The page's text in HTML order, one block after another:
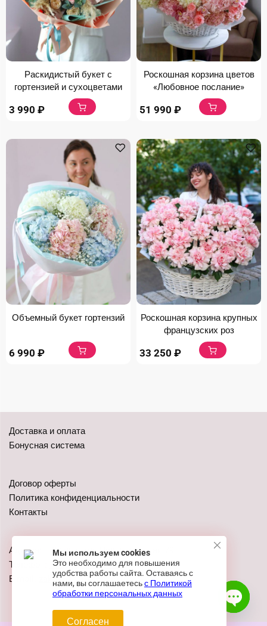
Раскидистый букет с
гортензией и сухоцветами
3 990 ₽
Роскошная корзина цветов
«Любовное послание»
51 990 ₽
Объемный букет гортензий
6 990 ₽
Роскошная корзина крупных
французских роз
33 250 ₽
Доставка и оплата
Бонусная система
Договор оферты
Политика конфиденциальности
Контакты
Адреса: г. Казань, ул. Чистопольская 79
Телефон:
+7 (962) 555-41-02
E-mail:
zakaz@festivalshop.ru
Мы используем cookies
Это необходимо для повышения
удобства работы сайта. Оставаясь с
нами, вы соглашаетесьс Политикой
обработки персональных данных
Согласен